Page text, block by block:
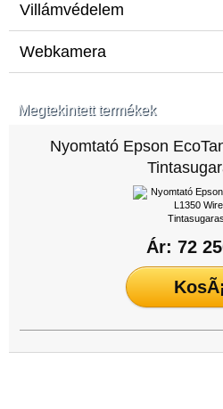
Villámvédelem
Webkamera
Megtekintett termékek
Nyomtató Epson
Ár: 72